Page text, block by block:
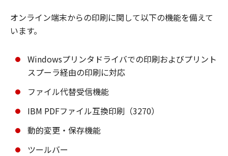
オンライン端末からの印刷に関して以下の機能を備えて
います。
Windowsプリンタドライバでの印刷およびプリント
スプーラ経由の印刷に対応
ファイル代替受信機能
IBM PDFファイル互換印刷（3270）
動的変更・保存機能
ツールバー